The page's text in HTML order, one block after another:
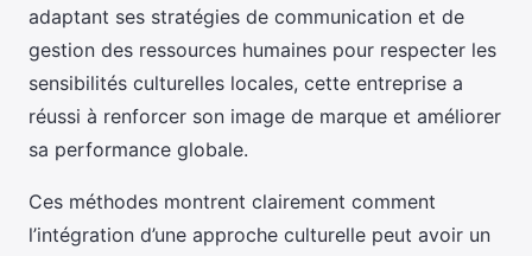
adaptant ses stratégies de communication et de
gestion des ressources humaines pour respecter les
sensibilités culturelles locales, cette entreprise a
réussi à renforcer son image de marque et améliorer
sa performance globale.
Ces méthodes montrent clairement comment
l’intégration d’une approche culturelle peut avoir un